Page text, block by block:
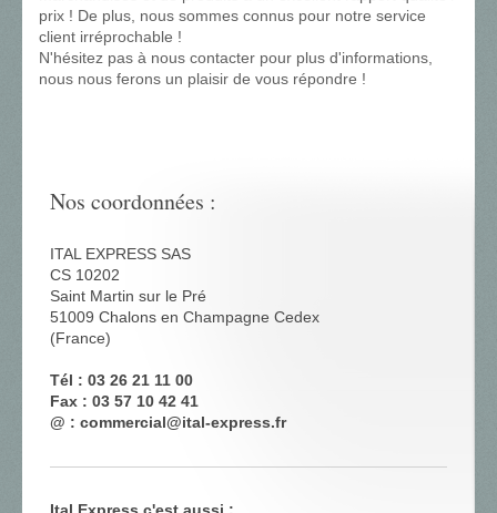
prix ! De plus, nous sommes connus pour notre service
client irréprochable !
N'hésitez pas à nous contacter pour plus d'informations,
nous nous ferons un plaisir de vous répondre !
Nos coordonnées :
ITAL EXPRESS SAS
CS 10202
Saint Martin sur le Pré
51009 Chalons en Champagne Cedex
(France)
Tél : 03 26 21 11 00
Fax : 03 57 10 42 41
@ : commercial@ital-express.fr